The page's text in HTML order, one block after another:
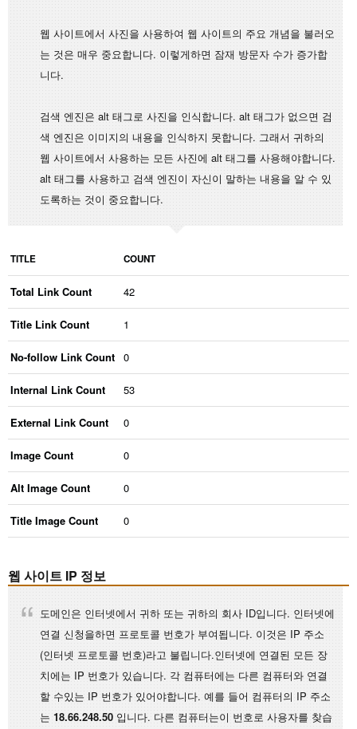
웹 사이트에서 사진을 사용하여 웹 사이트의 주요 개념을 불러오
는 것은 매우 중요합니다. 이렇게하면 잠재 방문자 수가 증가합
니다.
검색 엔진은 alt 태그로 사진을 인식합니다. alt 태그가 없으면 검
색 엔진은 이미지의 내용을 인식하지 못합니다. 그래서 귀하의
웹 사이트에서 사용하는 모든 사진에 alt 태그를 사용해야합니다.
alt 태그를 사용하고 검색 엔진이 자신이 말하는 내용을 알 수 있
도록하는 것이 중요합니다.
TITLE COUNT
Total Link Count 42
Title Link Count 1
No-follow Link Count 0
Internal Link Count 53
External Link Count 0
Image Count 0
Alt Image Count 0
Title Image Count 0
웹 사이트 IP 정보
도메인은 인터넷에서 귀하 또는 귀하의 회사 ID입니다. 인터넷에
연결 신청을하면 프로토콜 번호가 부여됩니다. 이것은 IP 주소
(인터넷 프로토콜 번호)라고 불립니다.인터넷에 연결된 모든 장
치에는 IP 번호가 있습니다. 각 컴퓨터에는 다른 컴퓨터와 연결
할 수있는 IP 번호가 있어야합니다. 예를 들어 컴퓨터의 IP 주소
는 18.66.248.50 입니다. 다른 컴퓨터는이 번호로 사용자를 찾습